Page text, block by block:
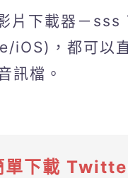
片下載器－
，都可以
訊檔。
單下載